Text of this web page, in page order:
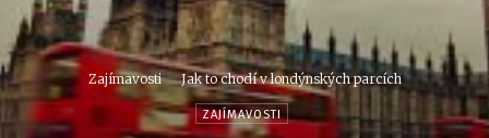
Zajímavosti Jak to chodí v londýnských parcích
ZAJÍMAVOSTI